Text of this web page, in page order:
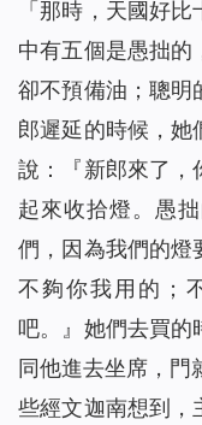
「那時，天國好比
中有五個是愚拙的
卻不預備油；聰明
郎遲延的時候，她
說：『新郎來了，
起來收拾燈。愚
們，因為我們的燈
不夠你我用的；
吧。』她們去買的
同他進去坐席，門
些經文迦南想到，